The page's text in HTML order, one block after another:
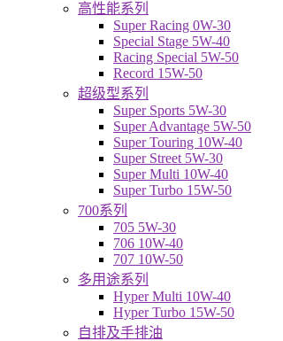
高性能系列
Super Racing 0W-30
Special Stage 5W-40
Racing Special 5W-50
Record 15W-50
超级型系列
Super Sports 5W-30
Super Advantage 5W-50
Super Touring 10W-40
Super Street 5W-30
Super Multi 10W-40
Super Turbo 15W-50
700系列
705 5W-30
706 10W-40
707 10W-50
多用途系列
Hyper Multi 10W-40
Hyper Turbo 15W-50
自排及手排油